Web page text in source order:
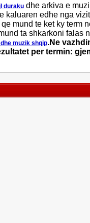
durakudhe arkiva e
kaluaren edhe nga
mund te ket ky term
ta shkarkoni falas
muzik shqip.Ne
per termin: